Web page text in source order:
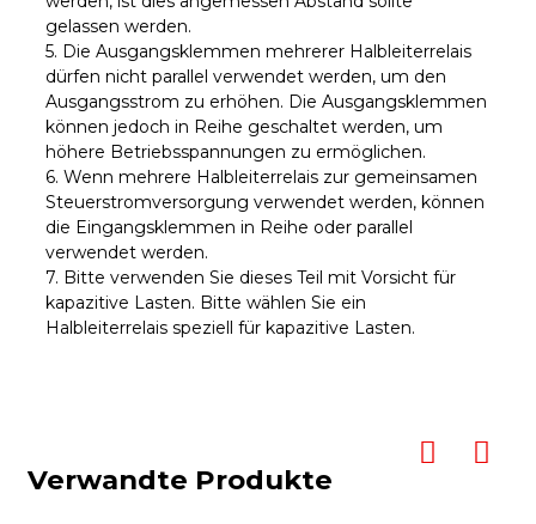
gelassen werden.
5. Die Ausgangsklemmen mehrerer Halbleiterrelais
dürfen nicht parallel verwendet werden, um den
Ausgangsstrom zu erhöhen. Die Ausgangsklemmen
können jedoch in Reihe geschaltet werden, um
höhere Betriebsspannungen zu ermöglichen.
6. Wenn mehrere Halbleiterrelais zur gemeinsamen
Steuerstromversorgung verwendet werden, können
die Eingangsklemmen in Reihe oder parallel
verwendet werden.
7. Bitte verwenden Sie dieses Teil mit Vorsicht für
kapazitive Lasten. Bitte wählen Sie ein
Halbleiterrelais speziell für kapazitive Lasten.
Verwandte Produkte